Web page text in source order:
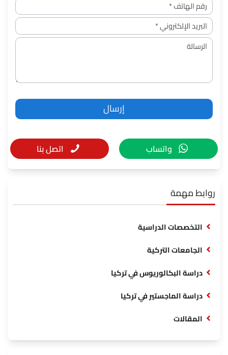
واتساب اتصل بنا
روابط مهمة
التخصصات الدراسية
الجامعات التركية
دراسة البكالوريوس في تركيا
دراسة الماجستير في تركيا
المقالات